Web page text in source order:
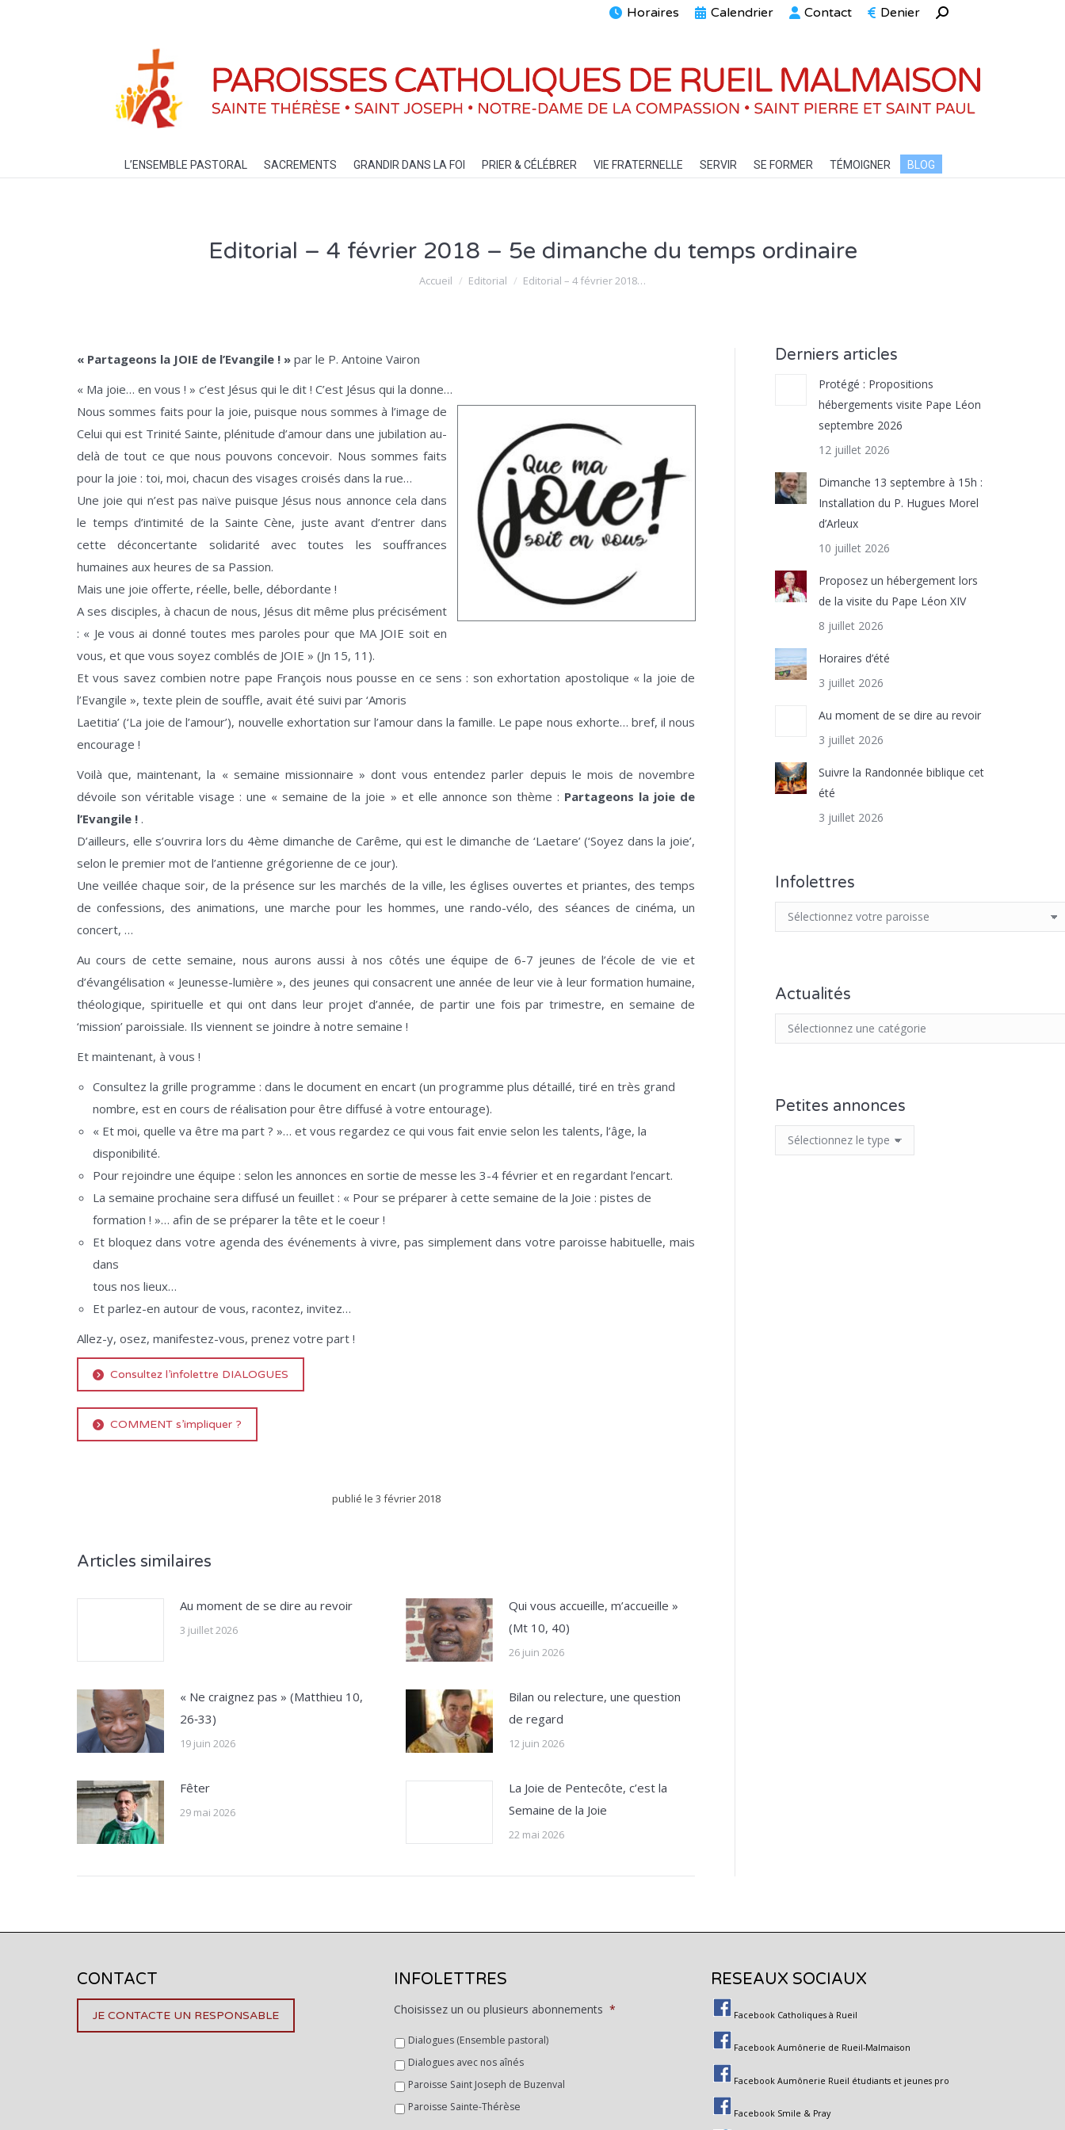
Horaires Calendrier Contact Denier
Recherche
L’ENSEMBLE PASTORAL SACREMENTS GRANDIR DANS LA FOI PRIER & CÉLÉBRER VIE FRATERNELLE SERVIR SE FORMER TÉMOIGNER BLOG
Editorial – 4 février 2018 – 5e dimanche du temps ordinaire
Vous êtes ici :
Accueil Editorial Editorial – 4 février 2018…
« Partageons la JOIE de l’Evangile ! » par le P. Antoine Vairon
« Ma joie… en vous ! » c’est Jésus qui le dit ! C’est Jésus qui la donne…
Nous sommes faits pour la joie, puisque nous sommes à l’image de
Celui qui est Trinité Sainte, plénitude d’amour dans une jubilation au-
delà de tout ce que nous pouvons concevoir. Nous sommes faits
pour la joie : toi, moi, chacun des visages croisés dans la rue…
Une joie qui n’est pas naïve puisque Jésus nous annonce cela dans
le temps d’intimité de la Sainte Cène, juste avant d’entrer dans
cette déconcertante solidarité avec toutes les souffrances
humaines aux heures de sa Passion.
Mais une joie offerte, réelle, belle, débordante !
A ses disciples, à chacun de nous, Jésus dit même plus précisément
: « Je vous ai donné toutes mes paroles pour que MA JOIE soit en
vous, et que vous soyez comblés de JOIE » (Jn 15, 11).
Et vous savez combien notre pape François nous pousse en ce sens : son exhortation apostolique « la joie de
l’Evangile », texte plein de souffle, avait été suivi par ‘Amoris
Laetitia’ (‘La joie de l’amour’), nouvelle exhortation sur l’amour dans la famille. Le pape nous exhorte… bref, il nous
encourage !
Voilà que, maintenant, la « semaine missionnaire » dont vous entendez parler depuis le mois de novembre
dévoile son véritable visage : une « semaine de la joie » et elle annonce son thème : Partageons la joie de
l’Evangile ! .
D’ailleurs, elle s’ouvrira lors du 4ème dimanche de Carême, qui est le dimanche de ‘Laetare’ (‘Soyez dans la joie’,
selon le premier mot de l’antienne grégorienne de ce jour).
Une veillée chaque soir, de la présence sur les marchés de la ville, les églises ouvertes et priantes, des temps
de confessions, des animations, une marche pour les hommes, une rando-vélo, des séances de cinéma, un
concert, …
Au cours de cette semaine, nous aurons aussi à nos côtés une équipe de 6-7 jeunes de l’école de vie et
d’évangélisation « Jeunesse-lumière », des jeunes qui consacrent une année de leur vie à leur formation humaine,
théologique, spirituelle et qui ont dans leur projet d’année, de partir une fois par trimestre, en semaine de
‘mission’ paroissiale. Ils viennent se joindre à notre semaine !
Et maintenant, à vous !
Consultez la grille programme : dans le document en encart (un programme plus détaillé, tiré en très grand
nombre, est en cours de réalisation pour être diffusé à votre entourage).
« Et moi, quelle va être ma part ? »… et vous regardez ce qui vous fait envie selon les talents, l’âge, la
disponibilité.
Pour rejoindre une équipe : selon les annonces en sortie de messe les 3-4 février et en regardant l’encart.
La semaine prochaine sera diffusé un feuillet : « Pour se préparer à cette semaine de la Joie : pistes de
formation ! »… afin de se préparer la tête et le coeur !
Et bloquez dans votre agenda des événements à vivre, pas simplement dans votre paroisse habituelle, mais
dans
tous nos lieux…
Et parlez-en autour de vous, racontez, invitez…
Allez-y, osez, manifestez-vous, prenez votre part !
Consultez l’infolettre DIALOGUES
COMMENT s’impliquer ?
publié le 3 février 2018
Articles similaires
Au moment de se dire au revoir
3 juillet 2026
Qui vous accueille, m’accueille »
(Mt 10, 40)
26 juin 2026
« Ne craignez pas » (Matthieu 10,
26‑33)
19 juin 2026
Bilan ou relecture, une question
de regard
12 juin 2026
Fêter
29 mai 2026
La Joie de Pentecôte, c’est la
Semaine de la Joie
22 mai 2026
Derniers articles
Protégé : Propositions
hébergements visite Pape Léon
septembre 2026
12 juillet 2026
Dimanche 13 septembre à 15h :
Installation du P. Hugues Morel
d’Arleux
10 juillet 2026
Proposez un hébergement lors
de la visite du Pape Léon XIV
8 juillet 2026
Horaires d’été
3 juillet 2026
Au moment de se dire au revoir
3 juillet 2026
Suivre la Randonnée biblique cet
été
3 juillet 2026
Infolettres
Actualités
Petites annonces
CONTACT
JE CONTACTE UN RESPONSABLE
INFOLETTRES
Choisissez un ou plusieurs abonnements *
Dialogues (Ensemble pastoral)
Dialogues avec nos aînés
Paroisse Saint Joseph de Buzenval
Paroisse Sainte-Thérèse
RESEAUX SOCIAUX
Facebook Catholiques à Rueil
Facebook Aumônerie de Rueil-Malmaison
Facebook Aumônerie Rueil étudiants et jeunes pro
Facebook Smile & Pray
PRIER & CÉLÉBRER VIE FRATERNELLE SE FORMER TÉMOIGNER